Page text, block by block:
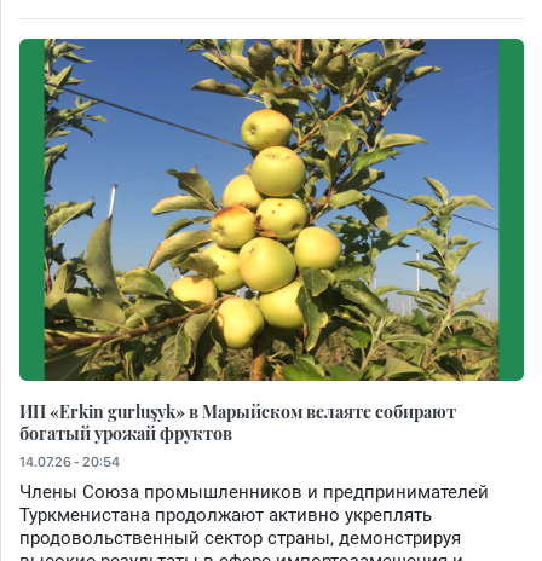
ИП «Erkin gurluşyk» в Марыйском велаяте собирают
богатый урожай фруктов
14.07.26 - 20:54
Члены Союза промышленников и предпринимателей
Туркменистана продолжают активно укреплять
продовольственный сектор страны, демонстрируя